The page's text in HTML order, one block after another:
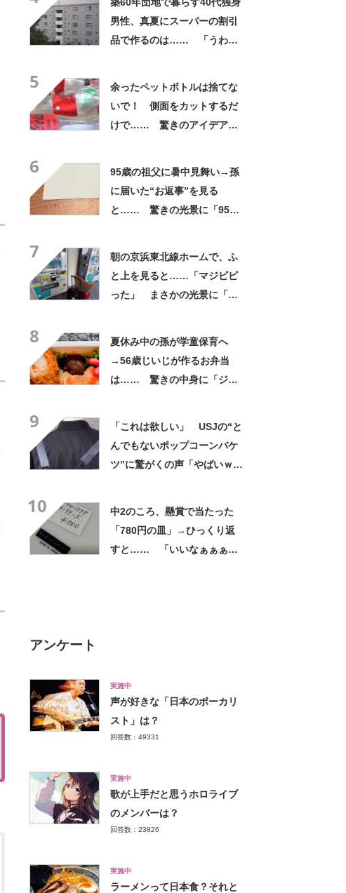
男性、真夏にスーパーの割引
品で作るのは…… 「うわ
5
余ったペットボトルは捨てな
いで！ 側面をカットするだ
けで…… 驚きのアイデアに
6
95歳の祖父に暑中見舞い→孫
に届いた“お返事”を見る
と…… 驚きの光景に「95歳
7
朝の京浜東北線ホームで、ふ
と上を見ると……「マジビビ
った」 まさかの光景に「こ
8
夏休み中の孫が学童保育へ
→56歳じいじが作るお弁当
は…… 驚きの中身に「ジイ
9
「これは欲しい」 USJの“と
んでもないポップコーンバケ
ツ”に驚がくの声「やばいｗ
10
中2のころ、懸賞で当たった
「780円の皿」→ひっくり返
すと…… 「いいなぁぁぁぁ
アンケート
実施中
声が好きな「日本のボーカリ
スト」は？
回答数：49331
実施中
歌が上手だと思うホロライブ
のメンバーは？
回答数：23826
実施中
ラーメンって日本食？それと